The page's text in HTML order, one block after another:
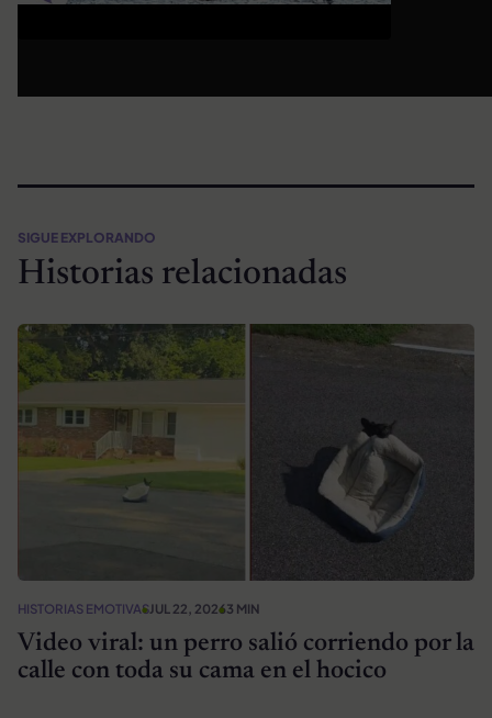
SIGUE EXPLORANDO
Historias relacionadas
HISTORIAS EMOTIVASJUL 22, 20263 MIN
Video viral: un perro salió corriendo por la
calle con toda su cama en el hocico